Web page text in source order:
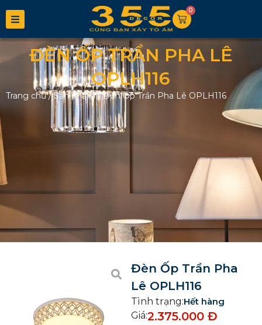
0
ĐÈN ỐP TRẦN PHA LÊ
OPLH116
Trang chủ/Sản phẩm/Đèn Ốp Trần Pha Lê OPLH116
Đèn Ốp Trần Pha
Lê OPLH116
Tình trạng:Hết hàng
Giá:2.375.000 Đ